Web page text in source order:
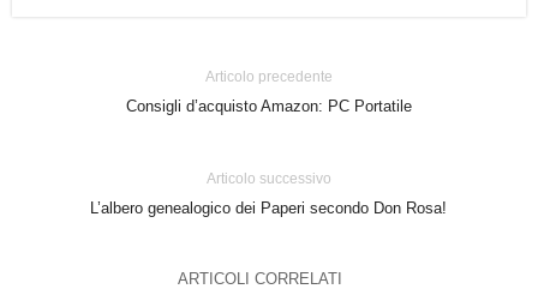
Articolo precedente
Consigli d’acquisto Amazon: PC Portatile
Articolo successivo
L’albero genealogico dei Paperi secondo Don Rosa!
ARTICOLI CORRELATI